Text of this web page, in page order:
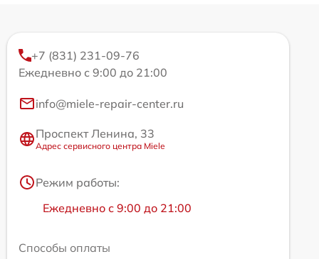
+7 (831) 231-09-76
Ежедневно с 9:00 до 21:00
info@miele-repair-center.ru
Проспект Ленина, 33
Адрес сервисного центра Miele
Режим работы:
Ежедневно с 9:00 до 21:00
Способы оплаты